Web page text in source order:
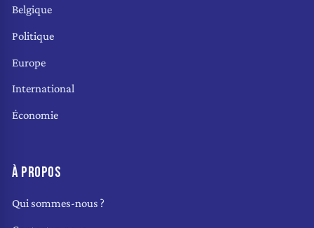
Belgique
Politique
Europe
International
Économie
À PROPOS
Qui sommes-nous ?